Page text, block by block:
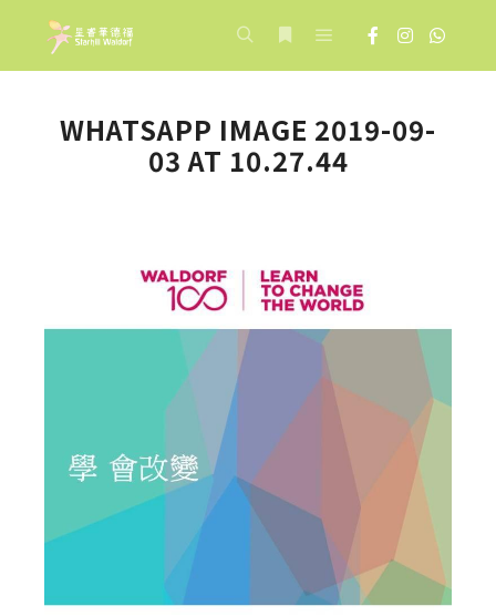
WHATSAPP IMAGE 2019-09-
03 AT 10.27.44